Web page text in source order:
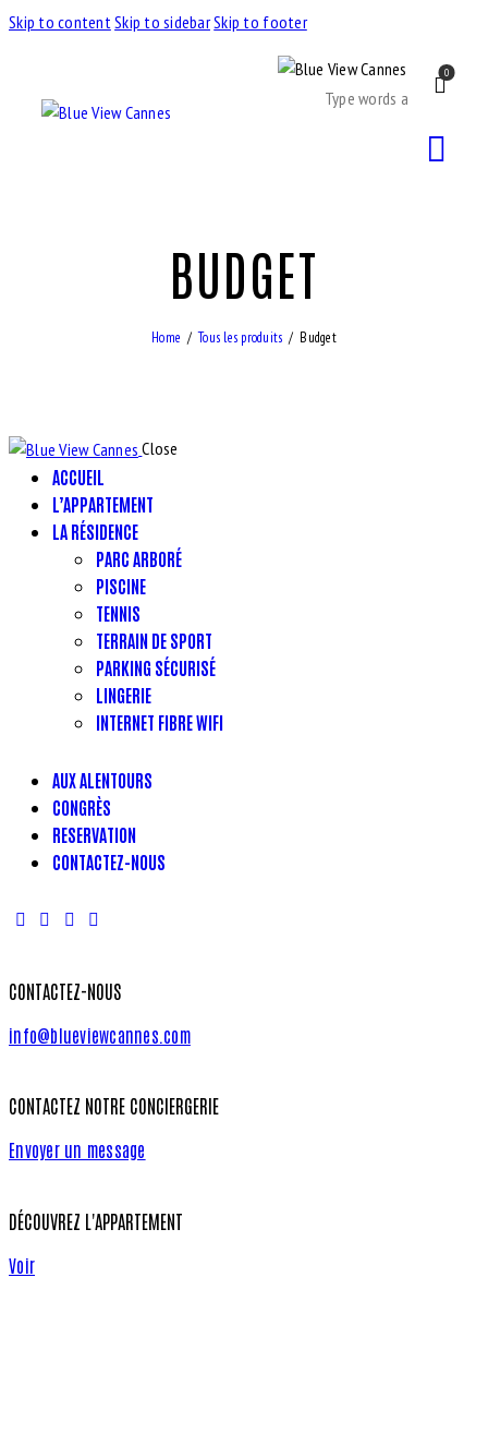
Skip to contentSkip to sidebarSkip to footer
0
BUDGET
Home Tous les produits Budget
Close
ACCUEIL
L’APPARTEMENT
LA RÉSIDENCE
PARC ARBORÉ
PISCINE
TENNIS
TERRAIN DE SPORT
PARKING SÉCURISÉ
LINGERIE
INTERNET FIBRE WIFI
AUX ALENTOURS
CONGRÈS
RESERVATION
CONTACTEZ-NOUS
CONTACTEZ-NOUS
info@blueviewcannes.com
CONTACTEZ NOTRE CONCIERGERIE
Envoyer un message
DÉCOUVREZ L'APPARTEMENT
Voir